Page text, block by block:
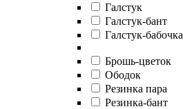
Галстук
Галстук-бант
Галстук-бабочка
Брошь-цветок
Ободок
Резинка пара
Резинка-бант